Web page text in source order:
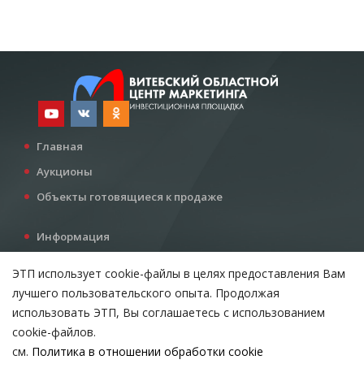
Главная
Аукционы
Объекты готовящиеся к продаже
Информация
Все для инвестора
Контакты
Возникли вопросы?
ЭТП использует cookie-файлы в целях предоставления Вам
лучшего пользовательского опыта. Продолжая
использовать ЭТП, Вы соглашаетесь с использованием
cookie-файлов.
см. Политика в отношении обработки cookie